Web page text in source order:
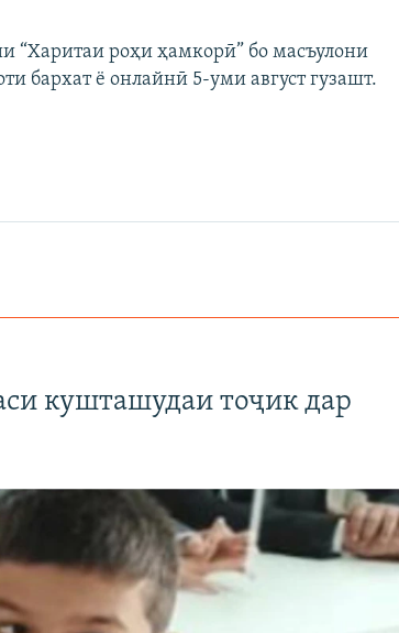
“Харитаи роҳи ҳамкорӣ” бо масъулони
бархат ё онлайнӣ 5-уми август гузашт.
кушташудаи тоҷик дар